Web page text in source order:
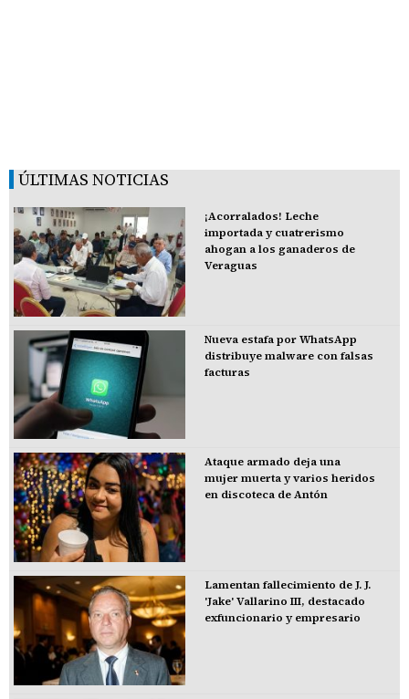
ÚLTIMAS NOTICIAS
¡Acorralados! Leche
importada y cuatrerismo
ahogan a los ganaderos de
Veraguas
Nueva estafa por WhatsApp
distribuye malware con falsas
facturas
Ataque armado deja una
mujer muerta y varios heridos
en discoteca de Antón
Lamentan fallecimiento de J. J.
'Jake' Vallarino III, destacado
exfuncionario y empresario